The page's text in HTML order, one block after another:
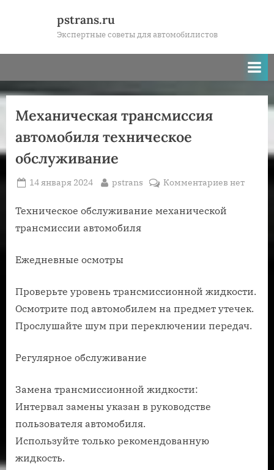
pstrans.ru
Экспертные советы для автомобилистов
Механическая трансмиссия
автомобиля техническое
обслуживание
Posted
14 января 2024 By
pstrans Комментариевкнет
Техническое обслуживание механической
трансмиссии автомобиля
Ежедневные осмотры
Проверьте уровень трансмиссионной жидкости.
Осмотрите под автомобилем на предмет утечек.
Прослушайте шум при переключении передач.
Регулярное обслуживание
Замена трансмиссионной жидкости:
Интервал замены указан в руководстве
пользователя автомобиля.
Используйте только рекомендованную
жидкость.